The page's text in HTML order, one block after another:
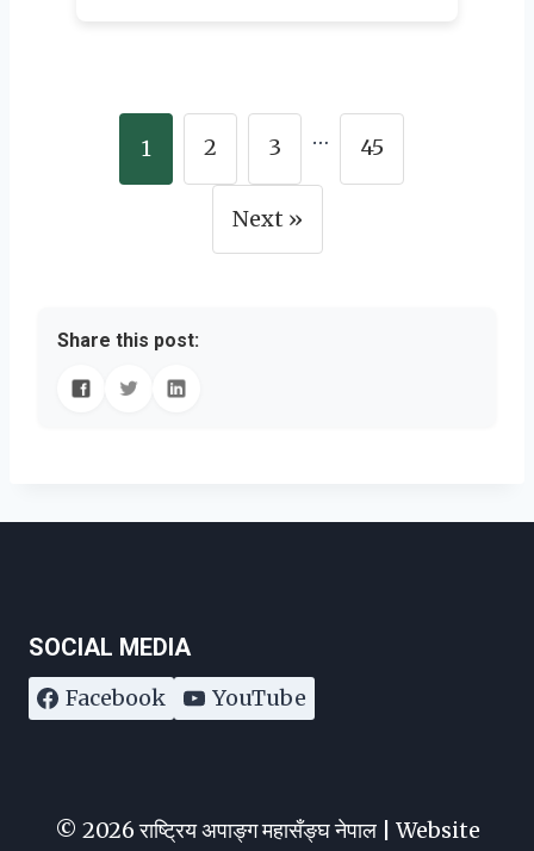
1 2 3 … 45
Next »
Share this post:
SOCIAL MEDIA
Facebook YouTube
© 2026 राष्ट्रिय अपाङ्ग महासँङ्घ नेपाल | Website